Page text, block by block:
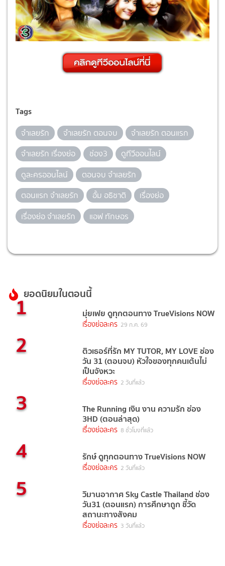
Tags
จำเลยรัก จำเลยรัก ตอนจบ
จำเลยรัก ตอนแรก
จำเลยรัก เรื่องย่อ
ช่อง3
ดูทีวีออนไลน์
ดูละครออนไลน์
ตอนจบ จำเลยรัก
ตอนแรก จำเลยรัก
อั้ม อธิชาติ
เรื่องย่อ
เรื่องย่อ จำเลยรัก
แอฟ ทักษอร
ยอดนิยมในตอนนี้
1 มุ่ยเฟย ดูทุกตอนทาง TrueVisions NOW
เรื่องย่อละคร 29 ก.ค. 69
2 ติวเธอร์ที่รัก MY TUTOR, MY LOVE ช่อง
วัน 31 (ตอนจบ) หัวใจของทุกคนเต้นไม่
เป็นจังหวะ
เรื่องย่อละคร 2 วันที่แล้ว
3 The Running เงิน งาน ความรัก ช่อง
3HD (ตอนล่าสุด)
เรื่องย่อละคร 8 ชั่วโมงที่แล้ว
4 รักษ์ ดูทุกตอนทาง TrueVisions NOW
เรื่องย่อละคร 2 วันที่แล้ว
5 วิมานอากาศ Sky Castle Thailand ช่อง
วัน31 (ตอนแรก) การศึกษาถูก ชี้วัด
สถานะทางสังคม
เรื่องย่อละคร 3 วันที่แล้ว